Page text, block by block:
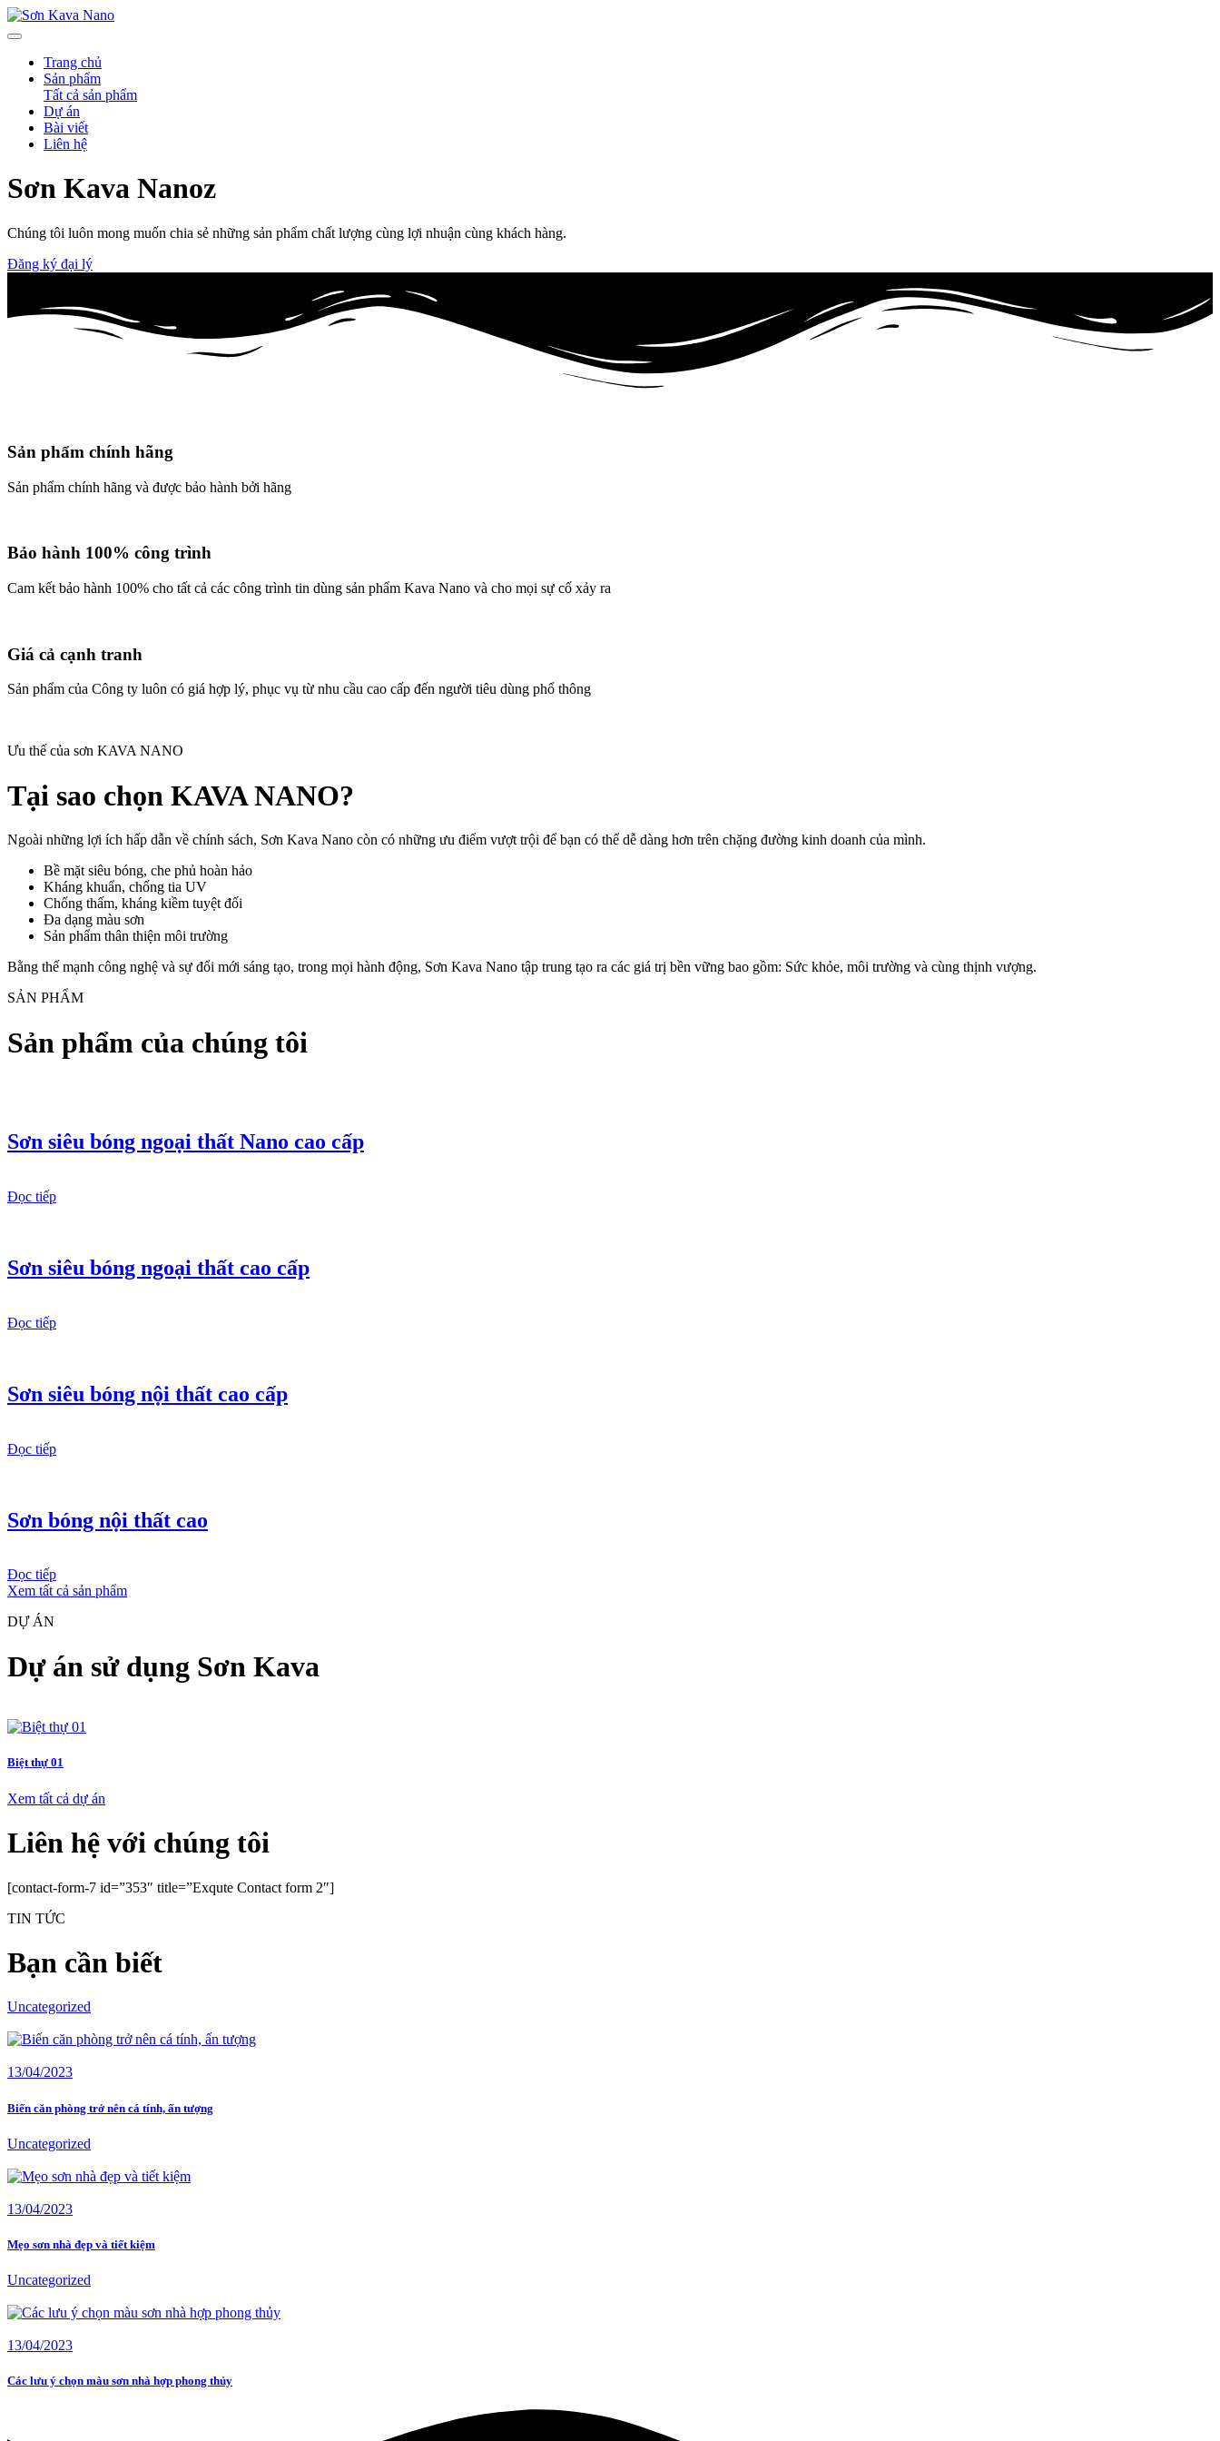
Trang chủ
Sản phẩm
Tất cả sản phẩm
Dự án
Bài viết
Liên hệ
Sơn Kava Nanoz
Chúng tôi luôn mong muốn chia sẻ những sản phẩm chất lượng cùng lợi nhuận cùng khách hàng.
Đăng ký đại lý
Sản phẩm chính hãng
Sản phẩm chính hãng và được bảo hành bởi hãng
Bảo hành 100% công trình
Cam kết bảo hành 100% cho tất cả các công trình tin dùng sản phẩm Kava Nano và cho mọi sự cố xảy ra
Giá cả cạnh tranh
Sản phẩm của Công ty luôn có giá hợp lý, phục vụ từ nhu cầu cao cấp đến người tiêu dùng phổ thông
Ưu thế của sơn KAVA NANO
Tại sao chọn KAVA NANO?
Ngoài những lợi ích hấp dẫn về chính sách, Sơn Kava Nano còn có những ưu điểm vượt trội để bạn có thể dễ dàng hơn trên chặng đường kinh doanh của mình.
Bề mặt siêu bóng, che phủ hoàn hảo
Kháng khuẩn, chống tia UV
Chống thấm, kháng kiềm tuyệt đối
Đa dạng màu sơn
Sản phẩm thân thiện môi trường
Bằng thế mạnh công nghệ và sự đổi mới sáng tạo, trong mọi hành động, Sơn Kava Nano tập trung tạo ra các giá trị bền vững bao gồm: Sức khỏe, môi trường và cùng thịnh vượng.
SẢN PHẨM
Sản phẩm của chúng tôi
Sơn siêu bóng ngoại thất Nano cao cấp
Đọc tiếp
Sơn siêu bóng ngoại thất cao cấp
Đọc tiếp
Sơn siêu bóng nội thất cao cấp
Đọc tiếp
Sơn bóng nội thất cao
Đọc tiếp
Xem tất cả sản phẩm
DỰ ÁN
Dự án sử dụng Sơn Kava
Biệt thự 01
Xem tất cả dự án
Liên hệ với chúng tôi
[contact-form-7 id=”353″ title=”Exqute Contact form 2″]
TIN TỨC
Bạn cần biết
Uncategorized
13/04/2023
Biến căn phòng trở nên cá tính, ấn tượng
Uncategorized
13/04/2023
Mẹo sơn nhà đẹp và tiết kiệm
Uncategorized
13/04/2023
Các lưu ý chọn màu sơn nhà hợp phong thủy